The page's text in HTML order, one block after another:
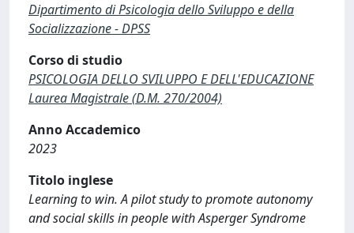
Dipartimento di Psicologia dello Sviluppo e della
Socializzazione - DPSS
Corso di studio
PSICOLOGIA DELLO SVILUPPO E DELL'EDUCAZIONE
Laurea Magistrale (D.M. 270/2004)
Anno Accademico
2023
Titolo inglese
Learning to win. A pilot study to promote autonomy
and social skills in people with Asperger Syndrome